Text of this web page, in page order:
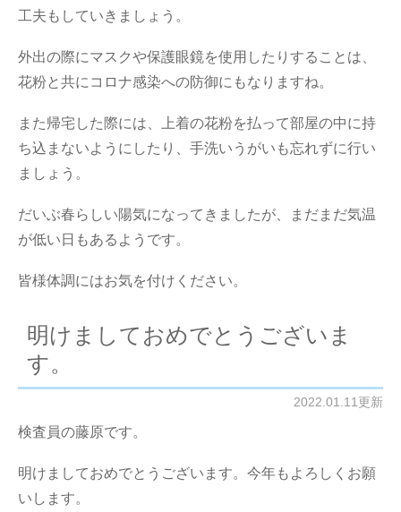
工夫もしていきましょう。
外出の際にマスクや保護眼鏡を使用したりすることは、
花粉と共にコロナ感染への防御にもなりますね。
また帰宅した際には、上着の花粉を払って部屋の中に持
ち込まないようにしたり、手洗いうがいも忘れずに行い
ましょう。
だいぶ春らしい陽気になってきましたが、まだまだ気温
が低い日もあるようです。
皆様体調にはお気を付けください。
明けましておめでとうございま
す。
2022.01.11更新
検査員の藤原です。
明けましておめでとうございます。今年もよろしくお願
いします。